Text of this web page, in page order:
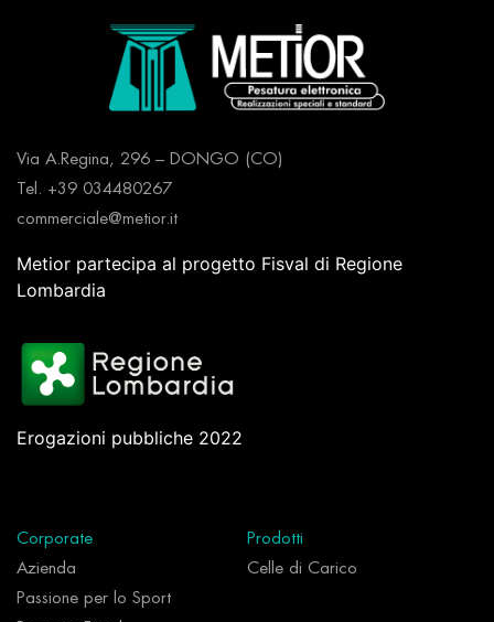
Via A.Regina, 296 – DONGO (CO)
Tel. +39 034480267
commerciale@metior.it
Metior partecipa al progetto Fisval di Regione
Lombardia
Erogazioni pubbliche 2022
Corporate
Azienda
Passione per lo Sport
Prodotti
Celle di Carico